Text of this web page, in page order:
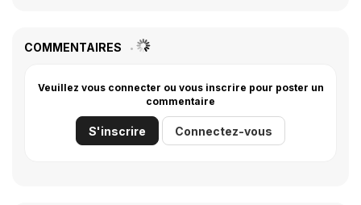
COMMENTAIRES
Veuillez vous connecter ou vous inscrire pour poster un
commentaire
S'inscrire Connectez-vous